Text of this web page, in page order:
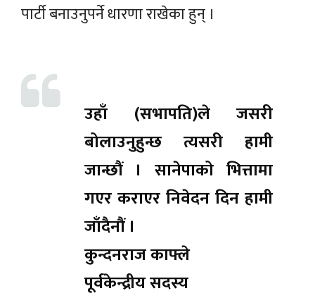
पार्टी बनाउनुपर्ने धारणा राखेका हुन् ।
उहाँ (सभापति)ले जसरी
बोलाउनुहुन्छ त्यसरी हामी
जान्छौं । सानेपाको भित्तामा
गएर कराएर निवेदन दिन हामी
जाँदैनौं ।
कुन्दनराज काफ्ले
पूर्वकेन्द्रीय सदस्य